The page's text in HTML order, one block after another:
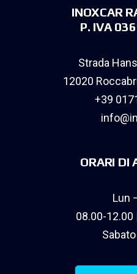
INOXCAR
P. IVA
Strada
12020
+39
ORARI DI
Lun
08.00-12.00